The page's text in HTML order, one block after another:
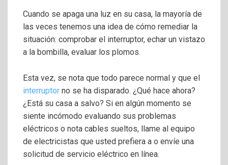
Cuando se apaga una luz en su casa, la mayoría de
las veces tenemos una idea de cómo remediar la
situación: comprobar el interruptor, echar un vistazo
a la bombilla, evaluar los plomos.
Esta vez, se nota que todo parece normal y que el
interruptor no se ha disparado. ¿Qué hace ahora?
¿Está su casa a salvo? Si en algún momento se
siente incómodo evaluando sus problemas
eléctricos o nota cables sueltos, llame al equipo
de electricistas que usted prefiera a o envíe una
solicitud de servicio eléctrico en línea.